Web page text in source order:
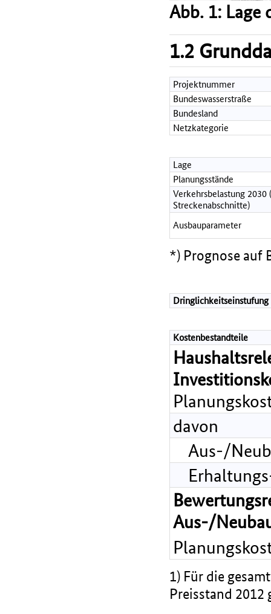
Abb. 1: Lage
1.2
Projektnummer
Bundeswasserstraße
Bundesland
Netzkategorie
Lage
Planungsstände
Verkehrsbelastung
Streckenabschnitte)
Ausbauparameter
*) Prognose auf
Dringlichkeitseinstufung
Kostenbestandteile
davon
Aus-/
Aus-/
1) Für die
Preisstand 2012